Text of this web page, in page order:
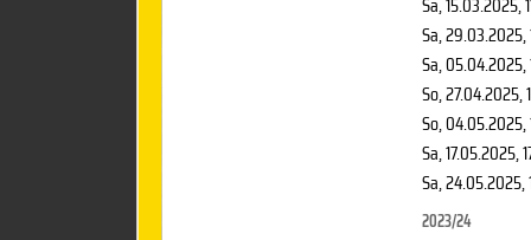
Sa, 29.03.2025,
Sa, 05.04.2025,
So, 27.04.2025,
So, 04.05.2025,
Sa, 17.05.2025,
Sa, 24.05.2025,
2023/24